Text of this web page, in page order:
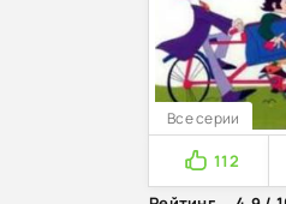
Все серии
112